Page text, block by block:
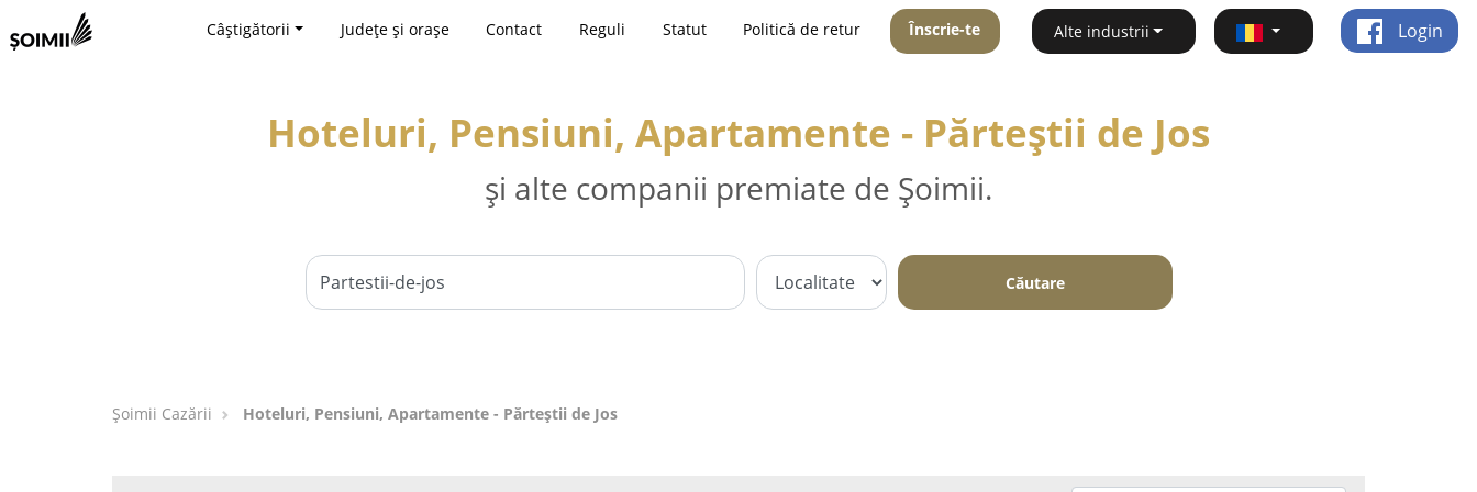
Câștigătorii Județe și orașe Contact Reguli Statut Politică de retur Înscrie-te Alte industrii Login
Hoteluri, Pensiuni, Apartamente - Părteştii de Jos
și alte companii premiate de Șoimii.
Căutare
Șoimii Cazării Hoteluri, Pensiuni, Apartamente - Părteştii de Jos